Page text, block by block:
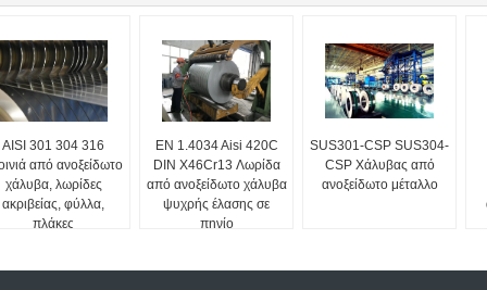
AISI 301 304 316
από ανοξείδωτο
χάλυβα, λωρίδες
ακριβείας, φύλλα,
πλάκες
EN 1.4034 Aisi 420C
DIN X46Cr13 Λωρίδα
από ανοξείδωτο χάλυβα
ψυχρής έλασης σε
πηνίο
SUS301-CSP SUS304-
CSP Χάλυβας από
ανοξείδωτο μέταλλο